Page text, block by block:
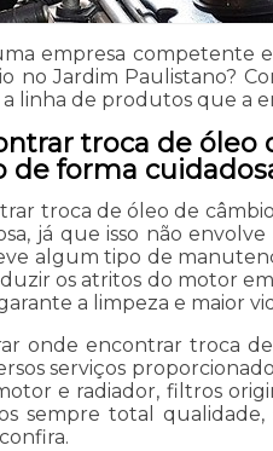
empresa competente
no Jardim Paulistano?
linha de produtos que a
troca de óleo
de forma
troca de óleo de
já que isso não
algum tipo de
os atritos do motor
a limpeza e maior
onde encontrar troca
serviços
e radiador, filtros
sempre total